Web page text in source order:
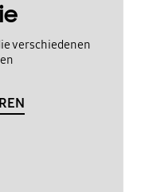
verschiedenen